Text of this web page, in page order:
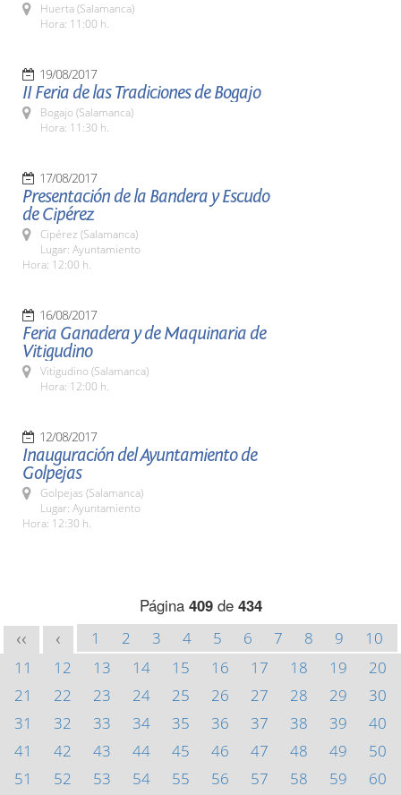
Huerta (Salamanca)
Hora: 11:00 h.
19/08/2017
II Feria de las Tradiciones de Bogajo
Bogajo (Salamanca)
Hora: 11:30 h.
17/08/2017
Presentación de la Bandera y Escudo
de Cipérez
Cipérez (Salamanca)
Lugar: Ayuntamiento
Hora: 12:00 h.
16/08/2017
Feria Ganadera y de Maquinaria de
Vitigudino
Vitigudino (Salamanca)
Hora: 12:00 h.
12/08/2017
Inauguración del Ayuntamiento de
Golpejas
Golpejas (Salamanca)
Lugar: Ayuntamiento
Hora: 12:30 h.
Página 409de 434
<< < 1 2 3 4 5 6 7 8 9
10
11
12 13 14 15 16 17 18 19
20
21
22 23 24 25 26 27 28 29
30
31
32 33 34 35 36 37 38 39
40
41
42 43 44 45 46 47 48 49
50
51
52 53 54 55 56 57 58 59
60